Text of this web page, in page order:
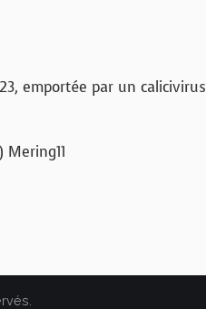
emportée par un calicivirus